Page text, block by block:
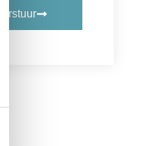
Verstuur